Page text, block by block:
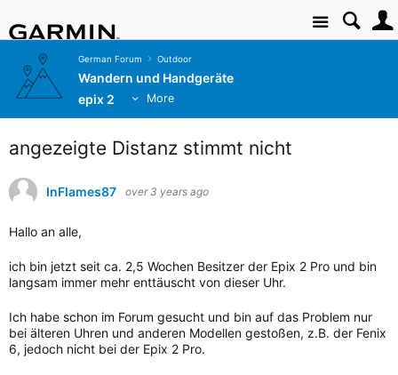
Site
German Forum Outdoor
Wandern und Handgeräte
epix 2
More
angezeigte Distanz stimmt nicht
InFlames87 over 3 years ago
Hallo an alle,
ich bin jetzt seit ca. 2,5 Wochen Besitzer der Epix 2 Pro und bin
langsam immer mehr enttäuscht von dieser Uhr.
Ich habe schon im Forum gesucht und bin auf das Problem nur
bei älteren Uhren und anderen Modellen gestoßen, z.B. der Fenix
6, jedoch nicht bei der Epix 2 Pro.